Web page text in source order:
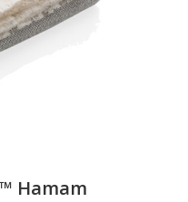
Hamam